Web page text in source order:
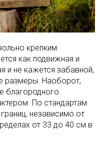
крепким
как подвижная и
и не кажется забавной,
размеры. Наоборот,
благородного
По стандартам
независимо от
от 33 до 40 см в